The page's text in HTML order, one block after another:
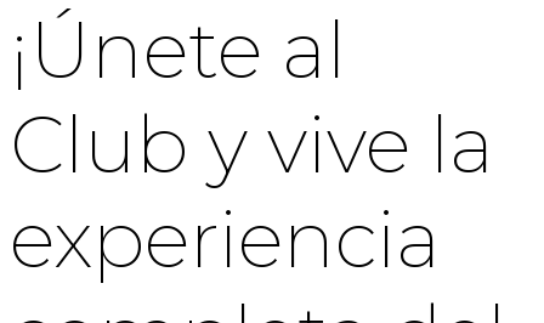
¡Únete al
Club y vive la
experiencia